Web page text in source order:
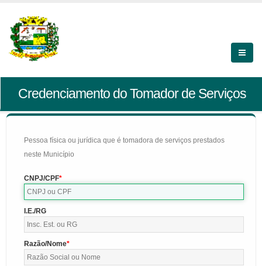
Credenciamento do Tomador de Serviços
Pessoa física ou jurídica que é tomadora de serviços prestados
neste Município
CNPJ/CPF
I.E./RG
Razão/Nome